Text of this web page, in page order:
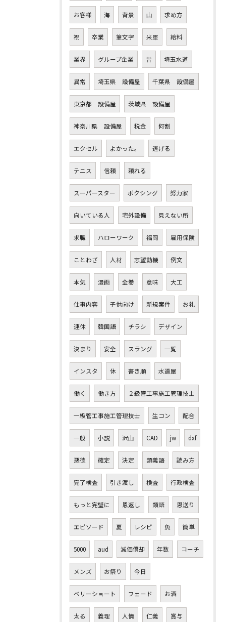
お客様 海 背景 山 求め方
祝 卒業 筆文字 米軍 給料
業界 グループ企業 昔 埼玉水道
異常 埼玉県 設備屋 千葉県 設備屋
東京都 設備屋 茨城県 設備屋
神奈川県 設備屋 税金 何割
エクセル よかった。 逃げる
テニス 信頼 頼れる
スーパースター ボクシング 努力家
向いている人 宅外設備 見えない所
求職 ハローワーク 福岡 雇用保険
ことわざ 人材 志望動機 例文
本気 漫画 全巻 意味 大工
仕事内容 子供向け 新規案件 お礼
連休 韓国語 チラシ デザイン
決まり 安全 スラング 一覧
インスタ 休 書き順 水道屋
働く 働き方 ２級管工事施工管理技士
一級管工事施工管理技士 生コン 配合
一般 小説 沢山 CAD jw dxf
悪徳 確定 決定 類義語 読み方
完了検査 引き渡し 検査 行政検査
もっと完璧に 恩返し 類語 恩送り
エピソード 夏 レシピ 魚 簡単
5000 aud 減価償却 年数 コーチ
メンズ お祭り 今日
ベリーショート フェード お酒
太る 義理 人情 仁義 賞与